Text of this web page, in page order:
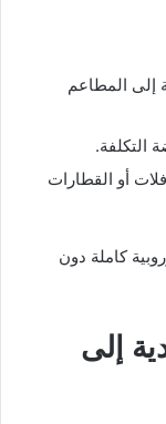
إلى المطاعم
التكلفة.
أو القطارات
كاملة دون
إلى